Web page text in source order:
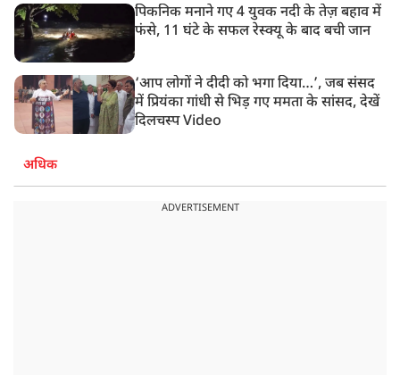
पिकनिक मनाने गए 4 युवक नदी के तेज़ बहाव में
फंसे, 11 घंटे के सफल रेस्क्यू के बाद बची जान
‘आप लोगों ने दीदी को भगा दिया…’, जब संसद
में प्रियंका गांधी से भिड़ गए ममता के सांसद, देखें
दिलचस्प Video
अधिक
ADVERTISEMENT